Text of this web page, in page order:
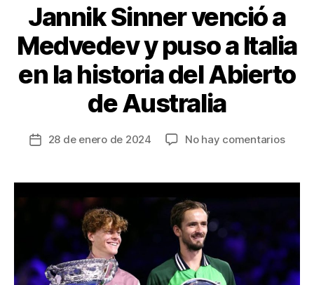
Jannik Sinner venció a
Medvedev y puso a Italia
en la historia del Abierto
de Australia
Fecha
entrada
28 de enero de 2024 No hay comentariosen
y
puso
a
Italia